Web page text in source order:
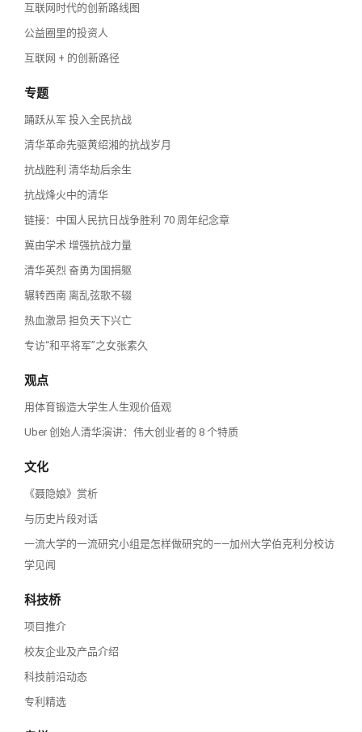
互联网时代的创新路线图
公益圈里的投资人
互联网 + 的创新路径
专题
踊跃从军 投入全民抗战
清华革命先驱黄绍湘的抗战岁月
抗战胜利 清华劫后余生
抗战烽火中的清华
链接：中国人民抗日战争胜利 70 周年纪念章
冀由学术 增强抗战力量
清华英烈 奋勇为国捐躯
辗转西南 离乱弦歌不辍
热血激昂 担负天下兴亡
专访“和平将军”之女张素久
观点
用体育锻造大学生人生观价值观
Uber 创始人清华演讲：伟大创业者的 8 个特质
文化
《聂隐娘》赏析
与历史片段对话
一流大学的一流研究小组是怎样做研究的——加州大学伯克利分校访
学见闻
科技桥
项目推介
校友企业及产品介绍
科技前沿动态
专利精选